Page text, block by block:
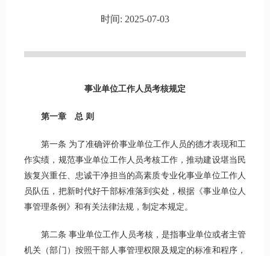
时间: 2025-07-03
事业单位工作人员考核规定
第一章 总 则
第一条 为了准确评价事业单位工作人员的德才表现和工
作实绩，规范事业单位工作人员考核工作，推动建设堪当民
族复兴重任、忠诚干净担当的高素质专业化事业单位工作人
员队伍，把新时代好干部标准落到实处，根据《事业单位人
事管理条例》和有关法律法规，制定本规定。
第二条 事业单位工作人员考核，是指事业单位或者主管
机关（部门）按照干部人事管理权限及规定的标准和程序，